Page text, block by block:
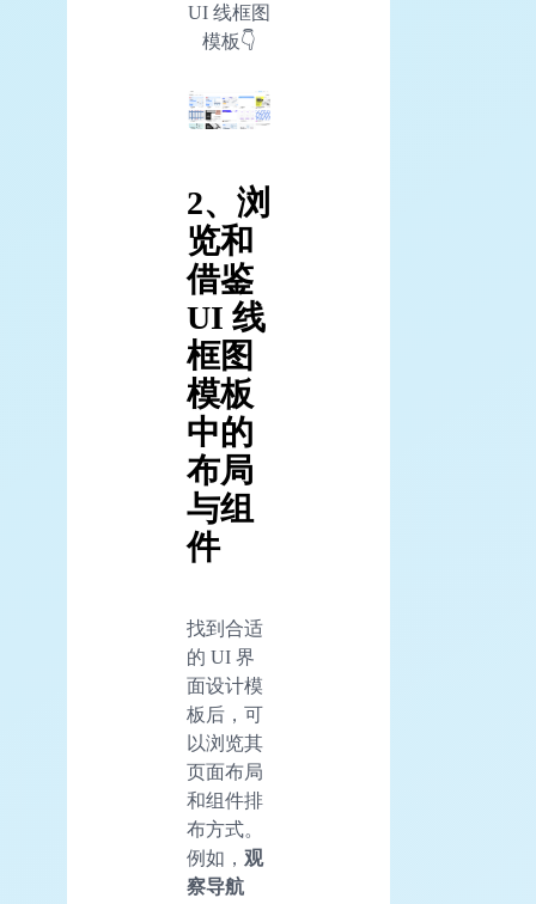
UI 线框图
模板👇
2、浏
览和
借鉴
UI 线
框图
模板
中的
布局
与组
件
找到合适
的 UI 界
面设计模
板后，可
以浏览其
页面布局
和组件排
布方式。
例如， 观
察导航